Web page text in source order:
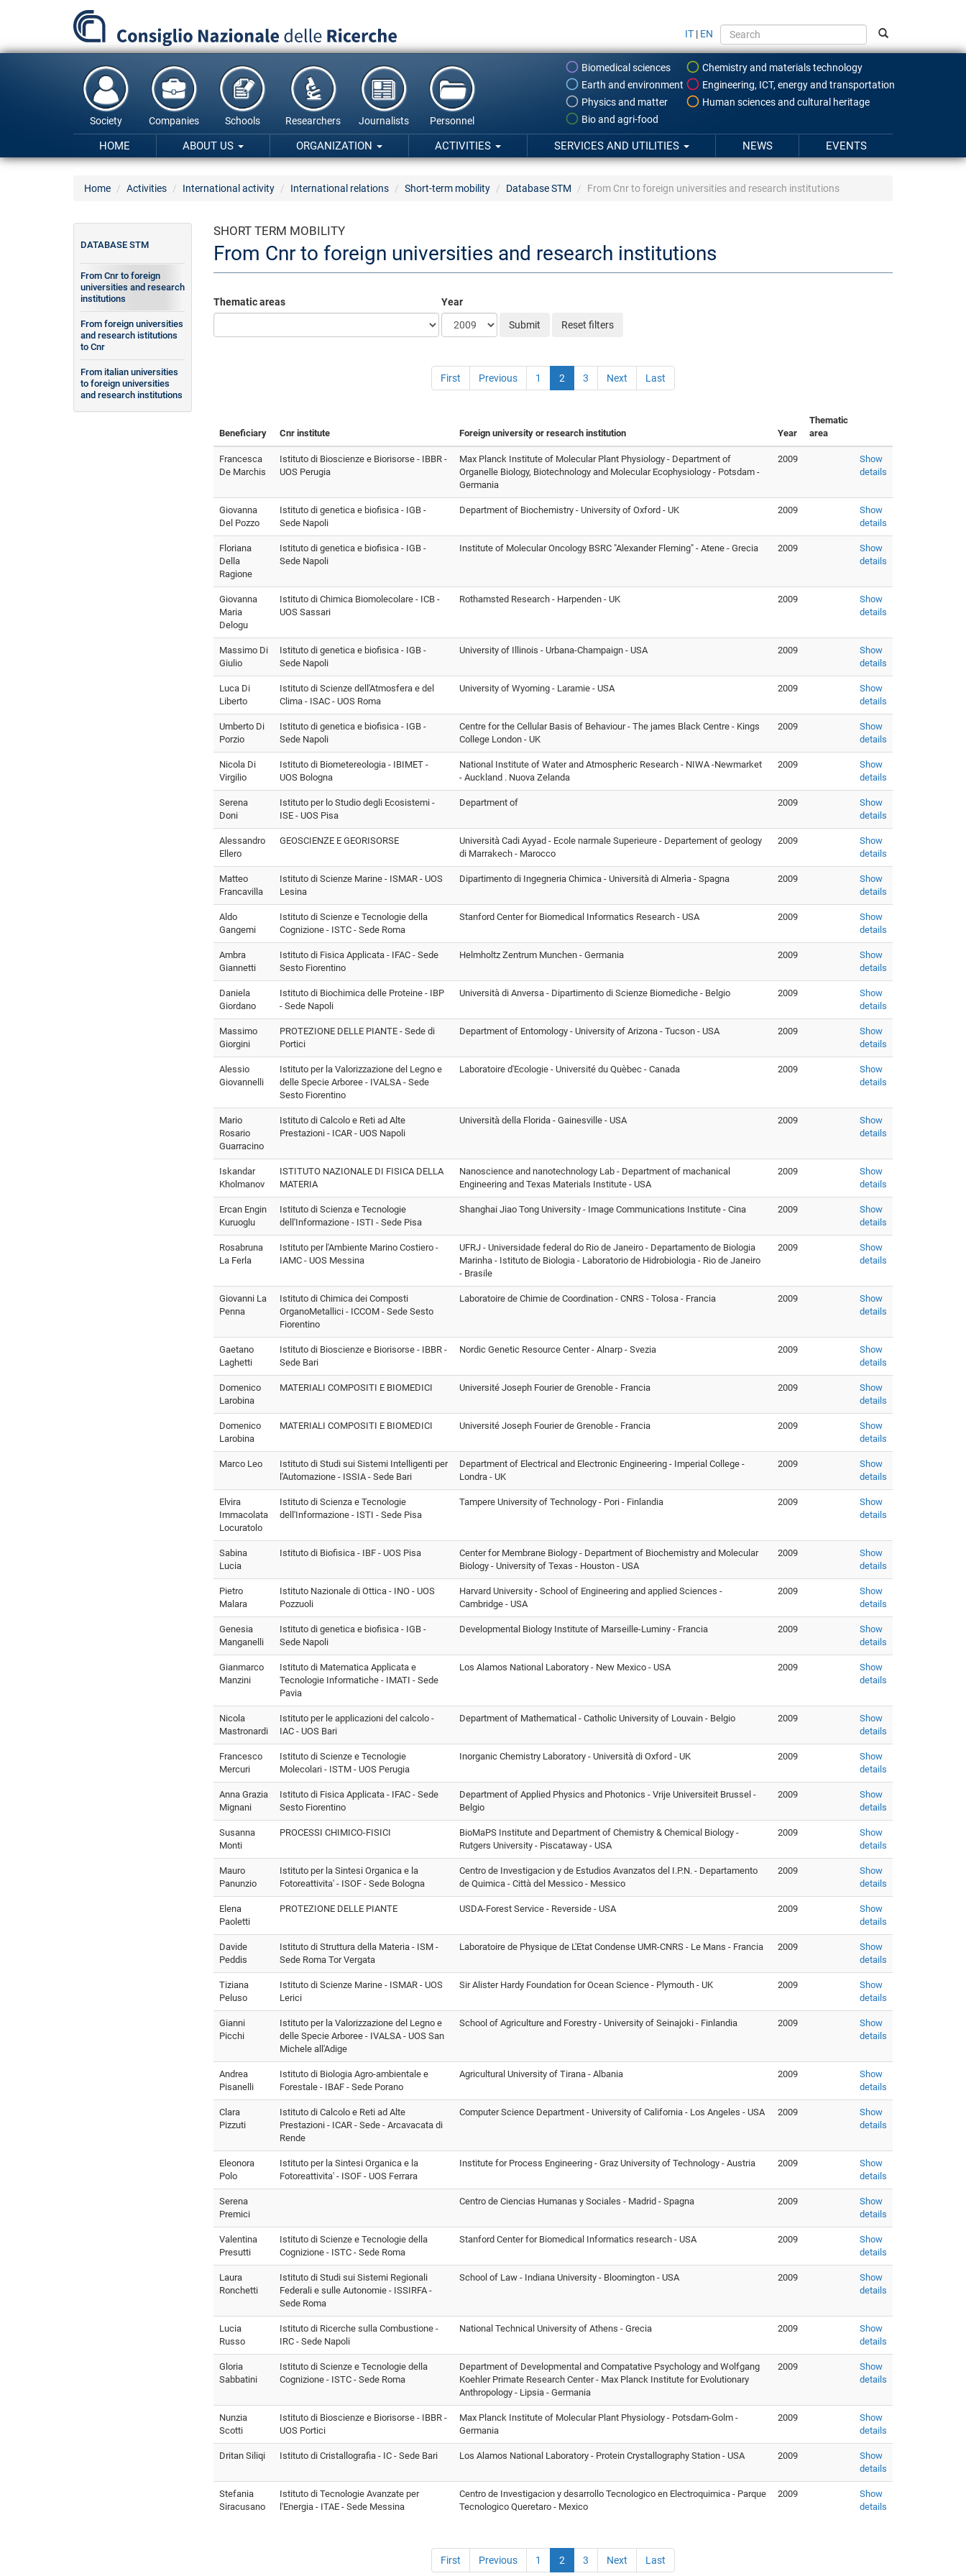
content
IT | EN
Biomedical sciences
Chemistry and materials technology
Earth and environment
Engineering, ICT, energy and transportation
Physics and matter
Human sciences and cultural heritage
Bio and agri-food
Society Companies Schools Researchers Journalists Personnel
HOME ABOUT US ORGANIZATION ACTIVITIES SERVICES AND UTILITIES NEWS EVENTS
Home Activities International activity International relations Short-term mobility Database STM From Cnr to foreign universities and research institutions
SHORT TERM MOBILITY
From Cnr to foreign universities and research institutions
Thematic areas
Year
Submit
Reset filters
First Previous 1 2 3 Next Last
Beneficiary Cnr institute Foreign university or research institution Year
Thematic
area
Francesca
De Marchis
Istituto di Bioscienze e Biorisorse - IBBR -
UOS Perugia
Max Planck Institute of Molecular Plant Physiology - Department of
Organelle Biology, Biotechnology and Molecular Ecophysiology - Potsdam -
Germania
2009
Show
details
Giovanna
Del Pozzo
Istituto di genetica e biofisica - IGB -
Sede Napoli
Department of Biochemistry - University of Oxford - UK 2009
Show
details
Floriana
Della
Ragione
Istituto di genetica e biofisica - IGB -
Sede Napoli
Institute of Molecular Oncology BSRC "Alexander Fleming" - Atene - Grecia 2009
Show
details
Giovanna
Maria
Delogu
Istituto di Chimica Biomolecolare - ICB -
UOS Sassari
Rothamsted Research - Harpenden - UK 2009
Show
details
Massimo Di
Giulio
Istituto di genetica e biofisica - IGB -
Sede Napoli
University of Illinois - Urbana-Champaign - USA 2009
Show
details
Luca Di
Liberto
Istituto di Scienze dell'Atmosfera e del
Clima - ISAC - UOS Roma
University of Wyoming - Laramie - USA 2009
Show
details
Umberto Di
Porzio
Istituto di genetica e biofisica - IGB -
Sede Napoli
Centre for the Cellular Basis of Behaviour - The james Black Centre - Kings
College London - UK
2009
Show
details
Nicola Di
Virgilio
Istituto di Biometereologia - IBIMET -
UOS Bologna
National Institute of Water and Atmospheric Research - NIWA -Newmarket
- Auckland . Nuova Zelanda
2009
Show
details
Serena
Doni
Istituto per lo Studio degli Ecosistemi -
ISE - UOS Pisa
Department of 2009
Show
details
Alessandro
Ellero
GEOSCIENZE E GEORISORSE
Università Cadi Ayyad - Ecole narmale Superieure - Departement of geology
di Marrakech - Marocco
2009
Show
details
Matteo
Francavilla
Istituto di Scienze Marine - ISMAR - UOS
Lesina
Dipartimento di Ingegneria Chimica - Università di Almerìa - Spagna 2009
Show
details
Aldo
Gangemi
Istituto di Scienze e Tecnologie della
Cognizione - ISTC - Sede Roma
Stanford Center for Biomedical Informatics Research - USA 2009
Show
details
Ambra
Giannetti
Istituto di Fisica Applicata - IFAC - Sede
Sesto Fiorentino
Helmholtz Zentrum Munchen - Germania 2009
Show
details
Daniela
Giordano
Istituto di Biochimica delle Proteine - IBP
- Sede Napoli
Università di Anversa - Dipartimento di Scienze Biomediche - Belgio 2009
Show
details
Massimo
Giorgini
PROTEZIONE DELLE PIANTE - Sede di
Portici
Department of Entomology - University of Arizona - Tucson - USA 2009
Show
details
Alessio
Giovannelli
Istituto per la Valorizzazione del Legno e
delle Specie Arboree - IVALSA - Sede
Sesto Fiorentino
Laboratoire d'Ecologie - Université du Quèbec - Canada 2009
Show
details
Mario
Rosario
Guarracino
Istituto di Calcolo e Reti ad Alte
Prestazioni - ICAR - UOS Napoli
Università della Florida - Gainesville - USA 2009
Show
details
Iskandar
Kholmanov
ISTITUTO NAZIONALE DI FISICA DELLA
MATERIA
Nanoscience and nanotechnology Lab - Department of machanical
Engineering and Texas Materials Institute - USA
2009
Show
details
Ercan Engin
Kuruoglu
Istituto di Scienza e Tecnologie
dell'Informazione - ISTI - Sede Pisa
Shanghai Jiao Tong University - Image Communications Institute - Cina 2009
Show
details
Rosabruna
La Ferla
Istituto per l'Ambiente Marino Costiero -
IAMC - UOS Messina
UFRJ - Universidade federal do Rio de Janeiro - Departamento de Biologia
Marinha - Istituto de Biologia - Laboratorio de Hidrobiologia - Rio de Janeiro
- Brasile
2009
Show
details
Giovanni La
Penna
Istituto di Chimica dei Composti
OrganoMetallici - ICCOM - Sede Sesto
Fiorentino
Laboratoire de Chimie de Coordination - CNRS - Tolosa - Francia 2009
Show
details
Gaetano
Laghetti
Istituto di Bioscienze e Biorisorse - IBBR -
Sede Bari
Nordic Genetic Resource Center - Alnarp - Svezia 2009
Show
details
Domenico
Larobina
MATERIALI COMPOSITI E BIOMEDICI Université Joseph Fourier de Grenoble - Francia 2009
Show
details
Domenico
Larobina
MATERIALI COMPOSITI E BIOMEDICI Université Joseph Fourier de Grenoble - Francia 2009
Show
details
Marco Leo
Istituto di Studi sui Sistemi Intelligenti per
l'Automazione - ISSIA - Sede Bari
Department of Electrical and Electronic Engineering - Imperial College -
Londra - UK
2009
Show
details
Elvira
Immacolata
Locuratolo
Istituto di Scienza e Tecnologie
dell'Informazione - ISTI - Sede Pisa
Tampere University of Technology - Pori - Finlandia 2009
Show
details
Sabina
Lucia
Istituto di Biofisica - IBF - UOS Pisa
Center for Membrane Biology - Department of Biochemistry and Molecular
Biology - University of Texas - Houston - USA
2009
Show
details
Pietro
Malara
Istituto Nazionale di Ottica - INO - UOS
Pozzuoli
Harvard University - School of Engineering and applied Sciences -
Cambridge - USA
2009
Show
details
Genesia
Manganelli
Istituto di genetica e biofisica - IGB -
Sede Napoli
Developmental Biology Institute of Marseille-Luminy - Francia 2009
Show
details
Gianmarco
Manzini
Istituto di Matematica Applicata e
Tecnologie Informatiche - IMATI - Sede
Pavia
Los Alamos National Laboratory - New Mexico - USA 2009
Show
details
Nicola
Mastronardi
Istituto per le applicazioni del calcolo -
IAC - UOS Bari
Department of Mathematical - Catholic University of Louvain - Belgio 2009
Show
details
Francesco
Mercuri
Istituto di Scienze e Tecnologie
Molecolari - ISTM - UOS Perugia
Inorganic Chemistry Laboratory - Università di Oxford - UK 2009
Show
details
Anna Grazia
Mignani
Istituto di Fisica Applicata - IFAC - Sede
Sesto Fiorentino
Department of Applied Physics and Photonics - Vrije Universiteit Brussel -
Belgio
2009
Show
details
Susanna
Monti
PROCESSI CHIMICO-FISICI
BioMaPS Institute and Department of Chemistry & Chemical Biology -
Rutgers University - Piscataway - USA
2009
Show
details
Mauro
Panunzio
Istituto per la Sintesi Organica e la
Fotoreattivita' - ISOF - Sede Bologna
Centro de Investigacion y de Estudios Avanzatos del I.P.N. - Departamento
de Quimica - Città del Messico - Messico
2009
Show
details
Elena
Paoletti
PROTEZIONE DELLE PIANTE USDA-Forest Service - Reverside - USA 2009
Show
details
Davide
Peddis
Istituto di Struttura della Materia - ISM -
Sede Roma Tor Vergata
Laboratoire de Physique de L'Etat Condense UMR-CNRS - Le Mans - Francia 2009
Show
details
Tiziana
Peluso
Istituto di Scienze Marine - ISMAR - UOS
Lerici
Sir Alister Hardy Foundation for Ocean Science - Plymouth - UK 2009
Show
details
Gianni
Picchi
Istituto per la Valorizzazione del Legno e
delle Specie Arboree - IVALSA - UOS San
Michele all'Adige
School of Agriculture and Forestry - University of Seinajoki - Finlandia 2009
Show
details
Andrea
Pisanelli
Istituto di Biologia Agro-ambientale e
Forestale - IBAF - Sede Porano
Agricultural University of Tirana - Albania 2009
Show
details
Clara
Pizzuti
Istituto di Calcolo e Reti ad Alte
Prestazioni - ICAR - Sede - Arcavacata di
Rende
Computer Science Department - University of California - Los Angeles - USA 2009
Show
details
Eleonora
Polo
Istituto per la Sintesi Organica e la
Fotoreattivita' - ISOF - UOS Ferrara
Institute for Process Engineering - Graz University of Technology - Austria 2009
Show
details
Serena
Premici
Centro de Ciencias Humanas y Sociales - Madrid - Spagna 2009
Show
details
Valentina
Presutti
Istituto di Scienze e Tecnologie della
Cognizione - ISTC - Sede Roma
Stanford Center for Biomedical Informatics research - USA 2009
Show
details
Laura
Ronchetti
Istituto di Studi sui Sistemi Regionali
Federali e sulle Autonomie - ISSIRFA -
Sede Roma
School of Law - Indiana University - Bloomington - USA 2009
Show
details
Lucia
Russo
Istituto di Ricerche sulla Combustione -
IRC - Sede Napoli
National Technical University of Athens - Grecia 2009
Show
details
Gloria
Sabbatini
Istituto di Scienze e Tecnologie della
Cognizione - ISTC - Sede Roma
Department of Developmental and Compatative Psychology and Wolfgang
Koehler Primate Research Center - Max Planck Institute for Evolutionary
Anthropology - Lipsia - Germania
2009
Show
details
Nunzia
Scotti
Istituto di Bioscienze e Biorisorse - IBBR -
UOS Portici
Max Planck Institute of Molecular Plant Physiology - Potsdam-Golm -
Germania
2009
Show
details
Dritan Siliqi Istituto di Cristallografia - IC - Sede Bari Los Alamos National Laboratory - Protein Crystallography Station - USA 2009
Show
details
Stefania
Siracusano
Istituto di Tecnologie Avanzate per
l'Energia - ITAE - Sede Messina
Centro de Investigacion y desarrollo Tecnologico en Electroquimica - Parque
Tecnologico Queretaro - Mexico
2009
Show
details
First Previous 1 2 3 Next Last
DATABASE STM
From Cnr to foreign
universities and research
institutions
From foreign universities
and research istitutions
to Cnr
From italian universities
to foreign universities
and research institutions